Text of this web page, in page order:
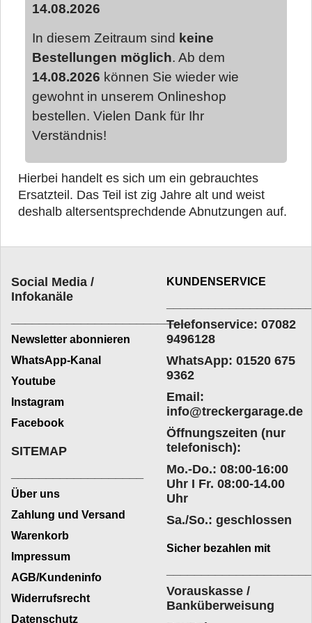
14.08.2026
In diesem Zeitraum sind keine
Bestellungen möglich. Ab dem
14.08.2026 können Sie wieder wie
gewohnt in unserem Onlineshop
bestellen. Vielen Dank für Ihr
Verständnis!
Hierbei handelt es sich um ein gebrauchtes
Ersatzteil. Das Teil ist zig Jahre alt und weist
deshalb altersentsprechdende Abnutzungen auf.
Social Media /
Infokanäle
_________________________
Newsletter abonnieren
WhatsApp-Kanal
Youtube
Instagram
Facebook
KUNDENSERVICE
Telefonservice: 07082
9496128
WhatsApp: 01520 675
9362
Email:
info@treckergarage.de
Öffnungszeiten (nur
telefonisch):
Mo.-Do.: 08:00-16:00
Uhr I Fr. 08:00-14.00
Uhr
Sa./So.: geschlossen
SITEMAP
Über uns
Zahlung und Versand
Warenkorb
Impressum
AGB/Kundeninfo
Widerrufsrecht
Datenschutz
Sicher bezahlen mit
Vorauskasse /
Banküberweisung